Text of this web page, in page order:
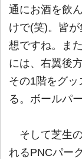
通にお酒を飲
けで(笑)。皆
想ですね。ま
には、右翼後
その1階をグ
る。ボールパ
そして芝生
れるPNCパー